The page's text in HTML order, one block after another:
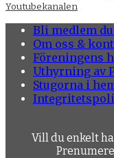
Youtubekanalen
Bli medlem
Om oss &
Föreningens
Uthyrning av
Stugorna i
Vill du enkelt